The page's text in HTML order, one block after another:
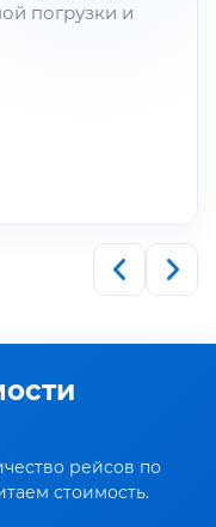
погрузки и
рейсов по
стоимость.